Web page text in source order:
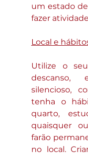
um estado
fazer
Local e
Utilize o
descanso,
silencioso,
tenha o
quarto,
quaisquer
farão
no local.